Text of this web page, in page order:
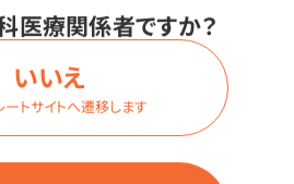
医療関係者ですか？
いいえ
ートサイトへ遷移します